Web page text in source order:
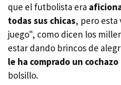
que el futbolista era
todas sus chicas, pero esta
juego", como dicen los
estar dando brincos de
le ha comprado un cochazo
bolsillo.